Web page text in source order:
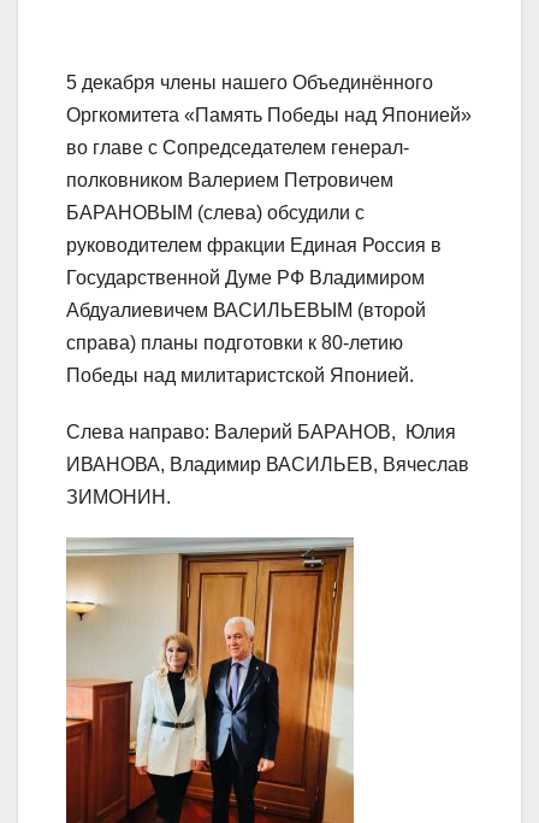
5 декабря члены нашего Объединённого
Оргкомитета «Память Победы над Японией»
во главе с Сопредседателем генерал-
полковником Валерием Петровичем
БАРАНОВЫМ (слева) обсудили с
руководителем фракции Единая Россия в
Государственной Думе РФ Владимиром
Абдуалиевичем ВАСИЛЬЕВЫМ (второй
справа) планы подготовки к 80-летию
Победы над милитаристской Японией.
Слева направо: Валерий БАРАНОВ,
Юлия
ИВАНОВА, Владимир ВАСИЛЬЕВ, Вячеслав
ЗИМОНИН.